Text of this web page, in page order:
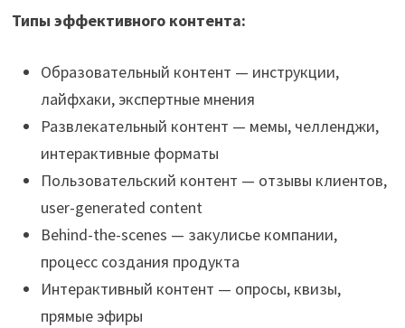
Типы эффективного контента:
Образовательный контент — инструкции,
лайфхаки, экспертные мнения
Развлекательный контент — мемы, челленджи,
интерактивные форматы
Пользовательский контент — отзывы клиентов,
user-generated content
Behind-the-scenes — закулисье компании,
процесс создания продукта
Интерактивный контент — опросы, квизы,
прямые эфиры